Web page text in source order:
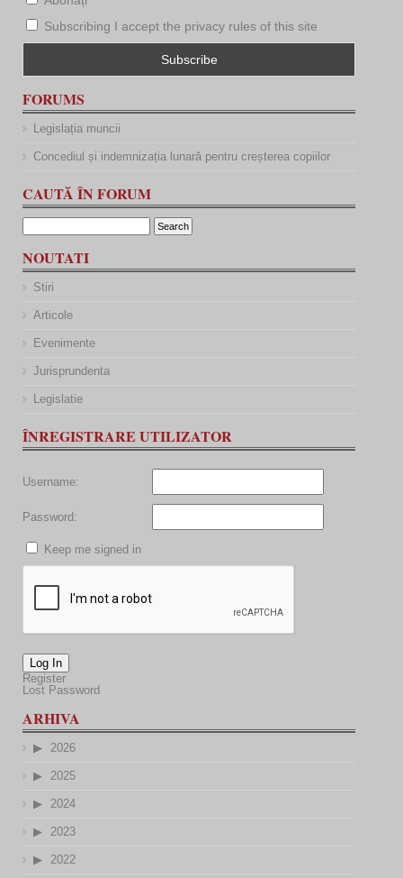
Subscribing I accept the privacy rules of this site
FORUMS
Legislația muncii
Concediul și indemnizația lunară pentru creșterea copiilor
CAUTĂ ÎN FORUM
NOUTATI
Stiri
Articole
Evenimente
Jurisprundenta
Legislatie
ÎNREGISTRARE UTILIZATOR
Username:
Password:
Keep me signed in
Log In
Register
Lost Password
ARHIVA
2026
2025
2024
2023
2022